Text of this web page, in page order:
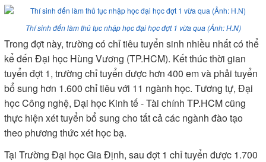
Thí sinh đến làm thủ tục nhập học đại học đợt 1 vừa qua (Ảnh: H.N)
Trong đợt này, trường có chỉ tiêu tuyển sinh nhiều nhất có thể
kể đến Đại học Hùng Vương (TP.HCM). Kết thúc thời gian
tuyển đợt 1, trường chỉ tuyển được hơn 400 em và phải tuyển
bổ sung hơn 1.600 chỉ tiêu với 11 ngành học. Tương tự, Đại
học Công nghệ, Đại học Kinh tế - Tài chính TP.HCM cũng
thực hiện xét tuyển bổ sung cho tất cả các ngành đào tạo
theo phương thức xét học bạ.
Tại Trường Đại học Gia Định, sau đợt 1 chỉ tuyển được 1.700